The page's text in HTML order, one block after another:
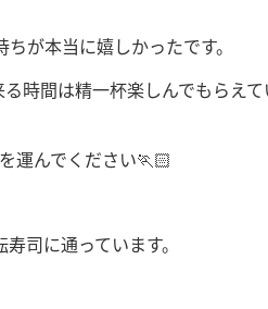
が本当に嬉しかったです。
時間は精一杯楽しんでもらえ
運んでください🏃🏻
司に通っています。